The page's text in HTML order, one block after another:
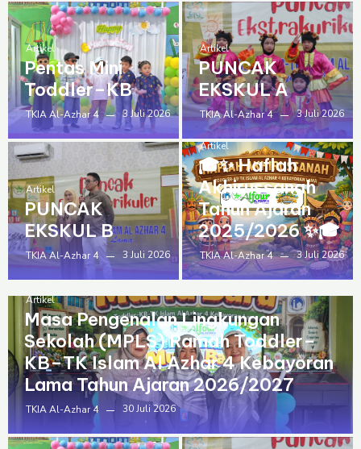
Artikel
Pentas Mini
Toddler–KB
TKIA Al-Azhar 4 3 Juli 2026
Artikel
PUNCAK
EKSKUL A
TKIA Al-Azhar 4 3 Juli 2026
Artikel
PUNCAK
EKSKUL B
TKIA Al-Azhar 4 3 Juli 2026
Artikel
🎓✨ Haflah
Akhirussanah
Tahun Ajaran
2025/2026 ✨🎓
TKIA Al-Azhar 4 3 Juli 2026
Artikel
Masa Pengenalan Lingkungan
Sekolah (MPLS) Ramah Toddler–
KB–TK Islam Al Azhar 4 Kebayoran
Lama Tahun Ajaran 2026/2027
TKIA Al-Azhar 4 30 Juli 2026